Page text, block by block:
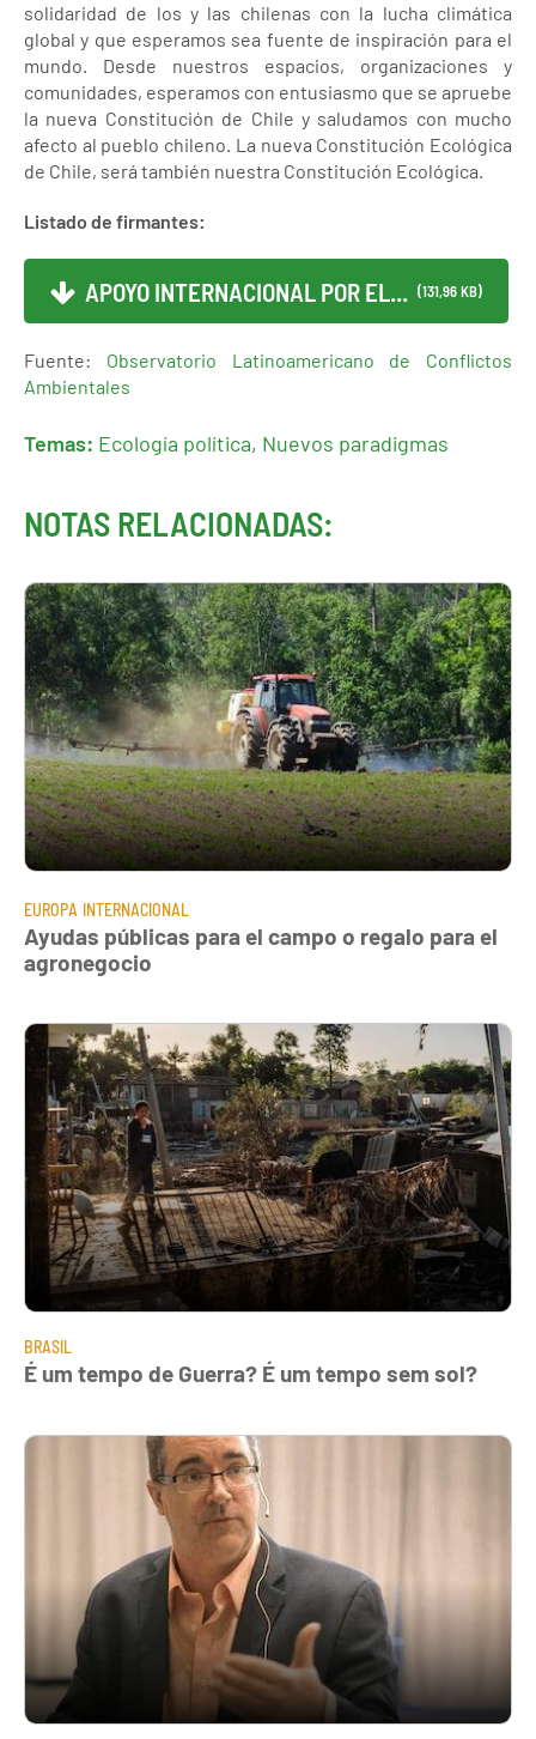
solidaridad de los y las chilenas con la lucha climática
global y que esperamos sea fuente de inspiración para el
mundo. Desde nuestros espacios, organizaciones y
comunidades, esperamos con entusiasmo que se apruebe
la nueva Constitución de Chile y saludamos con mucho
afecto al pueblo chileno. La nueva Constitución Ecológica
de Chile, será también nuestra Constitución Ecológica.
Listado de firmantes:
APOYO INTERNACIONAL POR EL... (131,96 KB)
Fuente: Observatorio Latinoamericano de Conflictos
Ambientales
Temas: Ecología política, Nuevos paradigmas
NOTAS RELACIONADAS:
EUROPA INTERNACIONAL
Ayudas públicas para el campo o regalo para el
agronegocio
BRASIL
É um tempo de Guerra? É um tempo sem sol?